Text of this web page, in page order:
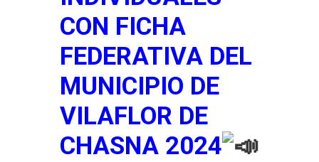
CON FICHA
FEDERATIVA DEL
MUNICIPIO DE
VILAFLOR DE
CHASNA 2024